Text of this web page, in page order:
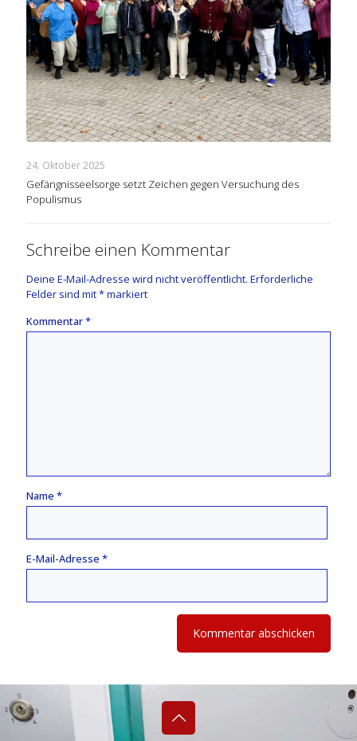
24. Oktober 2025
Gefängnisseelsorge setzt Zeichen gegen Versuchung des
Populismus
Schreibe einen Kommentar
Deine E-Mail-Adresse wird nicht veröffentlicht. Erforderliche
Felder sind mit*markiert
Kommentar*
Name *
E-Mail-Adresse *